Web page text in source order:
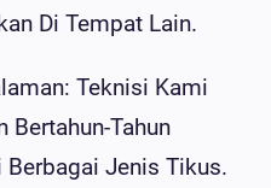
Di Tempat Lain.
Teknisi Kami
Bertahun-Tahun
Jenis Tikus.